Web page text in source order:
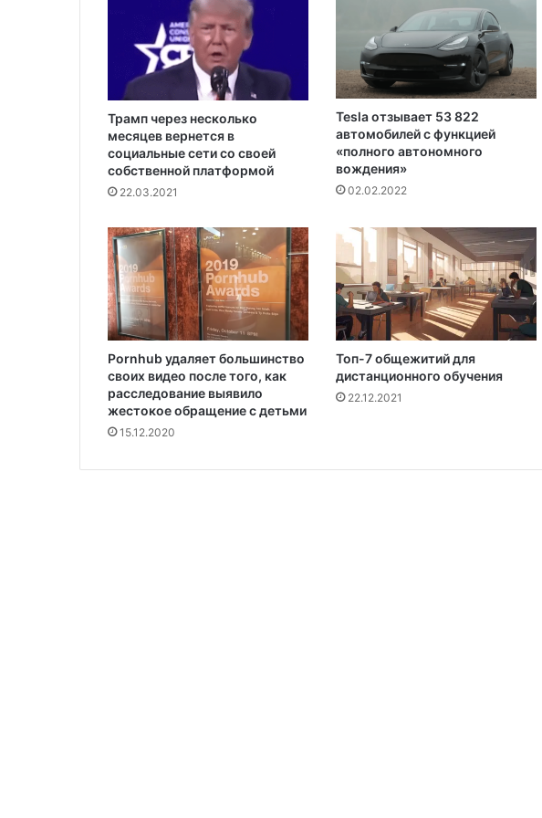
0
т
ы
с
я
ч
е
л
о
в
е
к
р
а
н
и
л
п
о
е
й
с
к
и
х
Трамп через несколько
месяцев вернется в
социальные сети со своей
собственной платформой
22.03.2021
Tesla отзывает 53 822
автомобилей с функцией
«полного автономного
вождения»
02.02.2022
Pornhub удаляет большинство
своих видео после того, как
расследование выявило
жестокое обращение с детьми
15.12.2020
Топ-7 общежитий для
дистанционного обучения
22.12.2021